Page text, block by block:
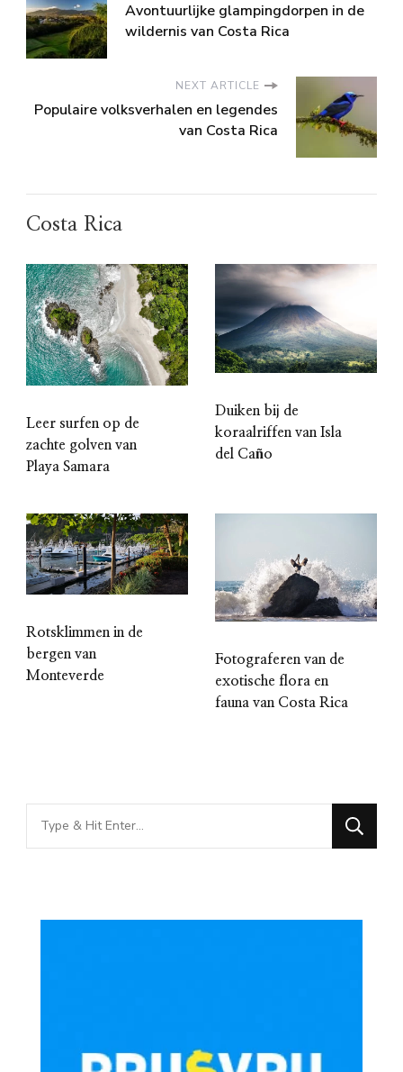
Avontuurlijke glampingdorpen in de
wildernis van Costa Rica
NEXT ARTICLE
Populaire volksverhalen en legendes
van Costa Rica
Costa Rica
Leer surfen op de
zachte golven van
Playa Samara
Duiken bij de
koraalriffen van Isla
del Caño
Rotsklimmen in de
bergen van
Monteverde
Fotograferen van de
exotische flora en
fauna van Costa Rica
Looking
for